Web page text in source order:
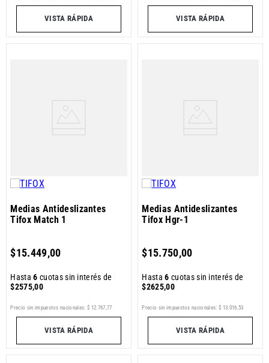
VISTA RÁPIDA VISTA RÁPIDA
Medias Antideslizantes
Tifox Match 1
$15.449,00
Hasta6 cuotas sin interés de
$2575,00
Precio sin impuestos nacionales: $ 12.767,77
VISTA RÁPIDA
Medias Antideslizantes
Tifox Hgr-1
$15.750,00
Hasta6 cuotas sin interés de
$2625,00
Precio sin impuestos nacionales: $ 13.016,53
VISTA RÁPIDA